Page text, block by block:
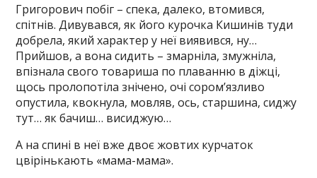
Григорович побіг – спека, далеко, втомився,
спітнів. Дивувався, як його курочка Кишинів туди
добрела, який характер у неї виявився, ну…
Прийшов, а вона сидить – змарніла, змужніла,
впізнала свого товариша по плаванню в діжці,
щось пролопотіла знічено, очі сором’язливо
опустила, квокнула, мовляв, ось, старшина, сиджу
тут… як бачиш… висиджую…
А на спині в неї вже двоє жовтих курчаток
цвірінькають «мама-мама».